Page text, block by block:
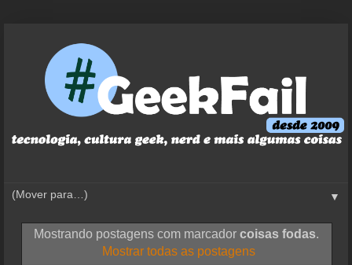
▼
Mostrando postagens com marcador coisas fodas.
Mostrar todas as postagens